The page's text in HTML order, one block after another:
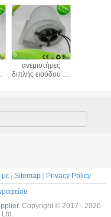
Κεντροπύκνωστοι
ανεμιστήρες
διπλής εισόδου με
| Sitemap|
Privacy Policy
Copyright © 2017 - 2026
Ltd.